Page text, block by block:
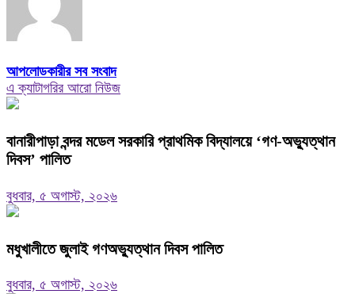
আপলোডকারীর সব সংবাদ
এ ক্যাটাগরির আরো নিউজ
বানারীপাড়া বন্দর মডেল সরকারি প্রাথমিক বিদ্যালয়ে ‘গণ-অভ্যুত্থান
দিবস’ পালিত
বুধবার, ৫ অগাস্ট, ২০২৬
মধুখালীতে জুলাই গণঅভ্যুত্থান দিবস পালিত
বুধবার, ৫ অগাস্ট, ২০২৬